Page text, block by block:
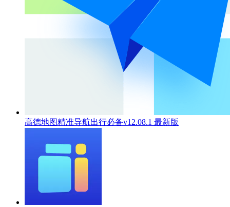
高德地图精准导航出行必备v12.08.1 最新版